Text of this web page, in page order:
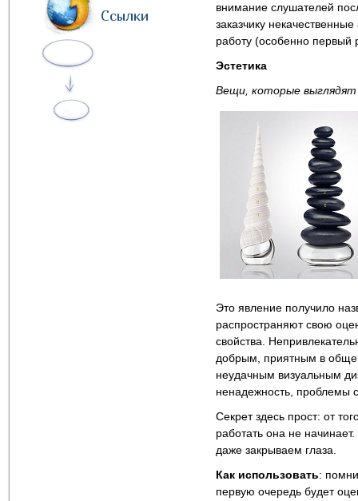
Ссылки
внимание слушателей
заказчику
работу (особенно первый
Эстетика
Вещи, которые
Это явление получило
распространяют свою
свойства.
добрым, приятным в
неудачным визуальным
ненадежность, проблемы
Секрет здесь прост: от
работать она не
даже закрываем глаза.
Как использовать:
первую очередь будет